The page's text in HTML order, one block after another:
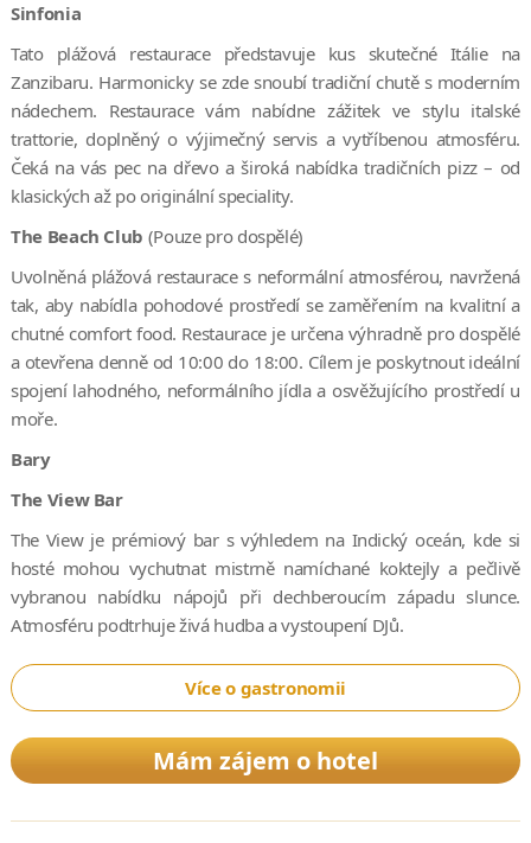
Sinfonia
Tato plážová restaurace představuje kus skutečné Itálie na
Zanzibaru. Harmonicky se zde snoubí tradiční chutě s moderním
nádechem. Restaurace vám nabídne zážitek ve stylu italské
trattorie, doplněný o výjimečný servis a vytříbenou atmosféru.
Čeká na vás pec na dřevo a široká nabídka tradičních pizz – od
klasických až po originální speciality.
The Beach Club (Pouze pro dospělé)
Uvolněná plážová restaurace s neformální atmosférou, navržená
tak, aby nabídla pohodové prostředí se zaměřením na kvalitní a
chutné comfort food. Restaurace je určena výhradně pro dospělé
a otevřena denně od 10:00 do 18:00. Cílem je poskytnout ideální
spojení lahodného, neformálního jídla a osvěžujícího prostředí u
moře.
Bary
The View Bar
The View je prémiový bar s výhledem na Indický oceán, kde si
hosté mohou vychutnat mistrně namíchané koktejly a pečlivě
vybranou nabídku nápojů při dechberoucím západu slunce.
Atmosféru podtrhuje živá hudba a vystoupení DJů.
Více o gastronomii
Mám zájem o hotel